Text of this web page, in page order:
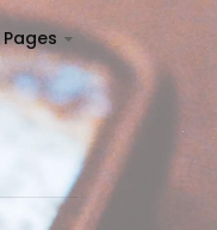
Pages